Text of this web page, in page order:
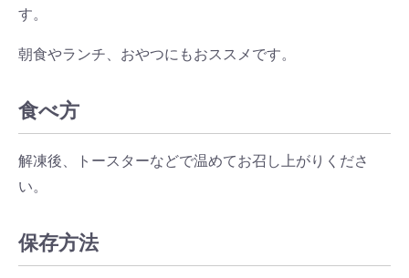
す。
朝食やランチ、おやつにもおススメです。
食べ方
解凍後、トースターなどで温めてお召し上がりくださ
い。
保存方法